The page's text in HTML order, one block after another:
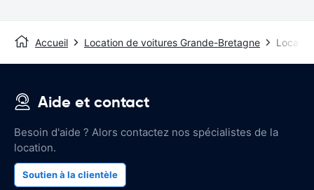
Accueil Location de voitures Grande-Bretagne
Aide et contact
Besoin d'aide ? Alors contactez nos spécialistes de la
location.
Soutien à la clientèle